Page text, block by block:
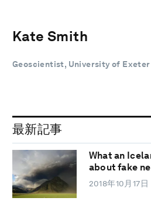
Kate Smith
Geoscientist, University of Exeter
最新記事
What an
about fake
2018年10月17日